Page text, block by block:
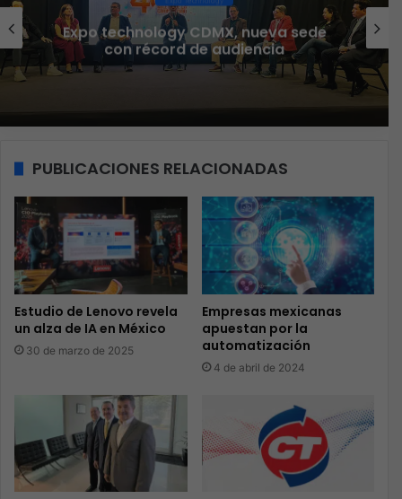
sede
Veeam nombra a Fernando
Country Manager para
PUBLICACIONES RELACIONADAS
Estudio de Lenovo revela
un alza de IA en México
30 de marzo de 2025
Empresas mexicanas
apuestan por la
automatización
4 de abril de 2024